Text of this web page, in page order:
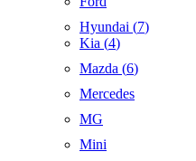
Hyundai (7)
Kia (4)
Mazda (6)
Mercedes
MG
Mini